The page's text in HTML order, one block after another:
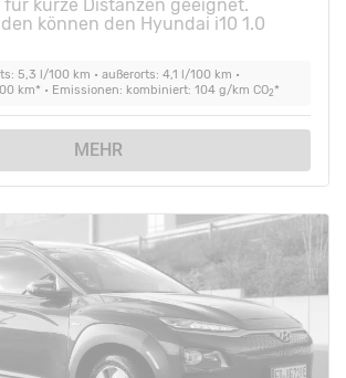
kurze Distanzen geeignet.
können den Hyundai i10 1.0
5,3 l/100 km • außerorts: 4,1 l/100 km •
km* • Emissionen: kombiniert: 104 g/km CO2*
MEHR